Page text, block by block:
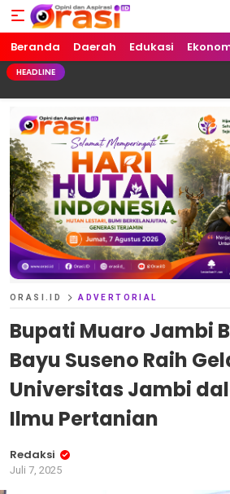
Orasi.ID
Opini dan Aspirasi!
Beranda Daerah Edukasi
HEADLINE
ORASI.ID ADVERTORIAL
Bupati Muaro Jambi
Bayu Suseno Raih
Universitas Jambi
Ilmu Pertanian
Redaksi
Juli 7, 2025